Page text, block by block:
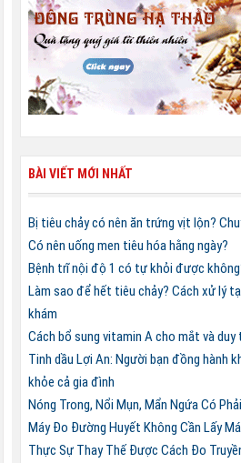
BÀI VIẾT MỚI NHẤT
Bị tiêu chảy có nên ăn trứng vịt lộn?
Có nên uống men tiêu hóa hằng ngày?
Bệnh trĩ nội độ 1 có tự khỏi được
Làm sao để hết tiêu chảy? Cách xử lý
khám
Cách bổ sung vitamin A cho mắt và
Tinh dầu Lợi An: Người bạn đồng hành
khỏe cả gia đình
Nóng Trong, Nổi Mụn, Mẩn Ngứa Có
Máy Đo Đường Huyết Không Cần Lấy
Thực Sự Thay Thế Được Cách Đo